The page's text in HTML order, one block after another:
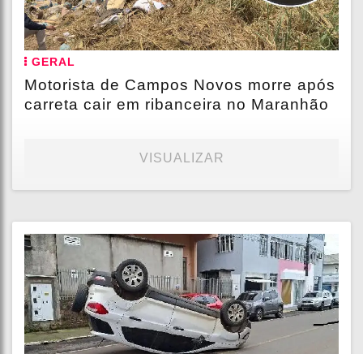
GERAL
Motorista de Campos Novos morre após
carreta cair em ribanceira no Maranhão
VISUALIZAR